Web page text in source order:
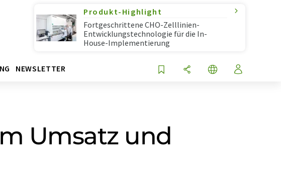
Produkt-Highlight
Fortgeschrittene CHO-Zelllinien-
Entwicklungstechnologie für die In-
House-Implementierung
NEWSLETTER
Umsatz und